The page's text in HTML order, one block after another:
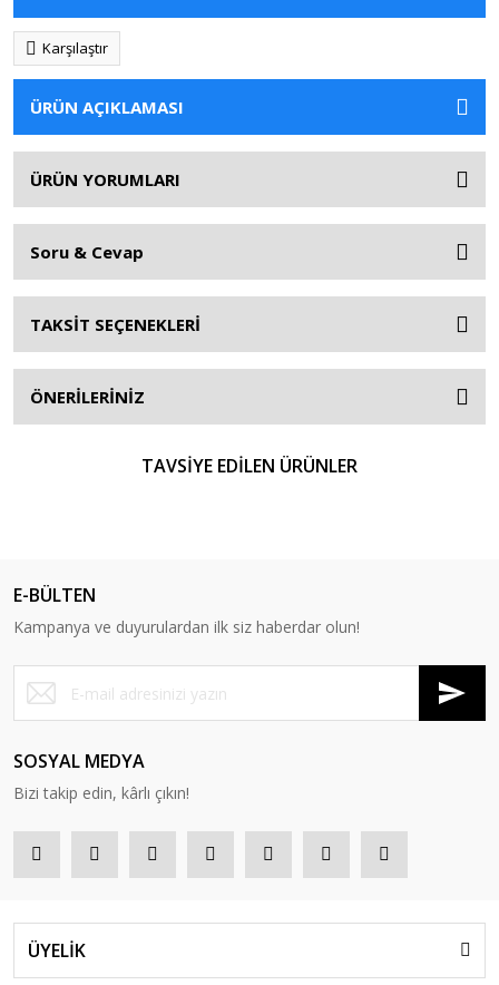
Karşılaştır
ÜRÜN AÇIKLAMASI
ÜRÜN YORUMLARI
Soru & Cevap
TAKSİT SEÇENEKLERİ
ÖNERİLERİNİZ
TAVSİYE EDİLEN ÜRÜNLER
E-BÜLTEN
Kampanya ve duyurulardan ilk siz haberdar olun!
SOSYAL MEDYA
Bizi takip edin, kârlı çıkın!
ÜYELİK